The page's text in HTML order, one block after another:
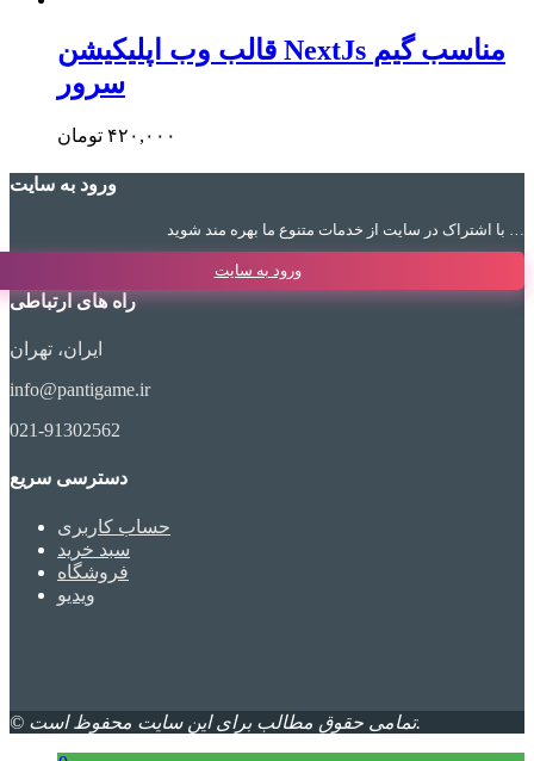
قالب وب اپلیکیشن NextJs مناسب گیم
سرور
۴۲۰,۰۰۰ تومان
ورود به سایت
ورود به سایت
راه های ارتباطی
ایران، تهران
info@pantigame.ir
021-91302562
دسترسی سریع
حساب کاربری
سبد خرید
فروشگاه
ویدیو
© تمامی حقوق مطالب برای این سایت محفوظ است.